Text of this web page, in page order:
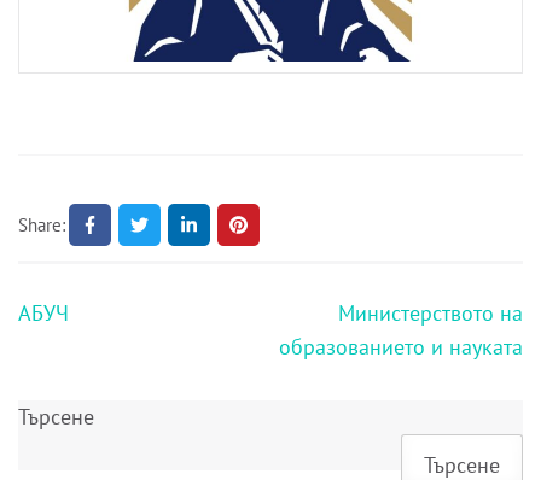
Share:
Навигация
АБУЧ
Министерството на
образованието и науката
Търсене
Търсене